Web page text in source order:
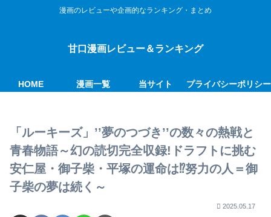
漫画のレビューや企画的なランキング・まとめ
甘口漫画レビュー＆ランキング
HOME 漫画一覧 当サイト プライバシーポリシー
「ルーキーズ」’’夢のつづき’’の数々の熱戦と
青春物語～幻の読切完全収録!ドラフトに挑む
安仁屋・御子柴・平塚の運命は⁉努力の人＝御
子柴の夢は続く～
2025.05.17